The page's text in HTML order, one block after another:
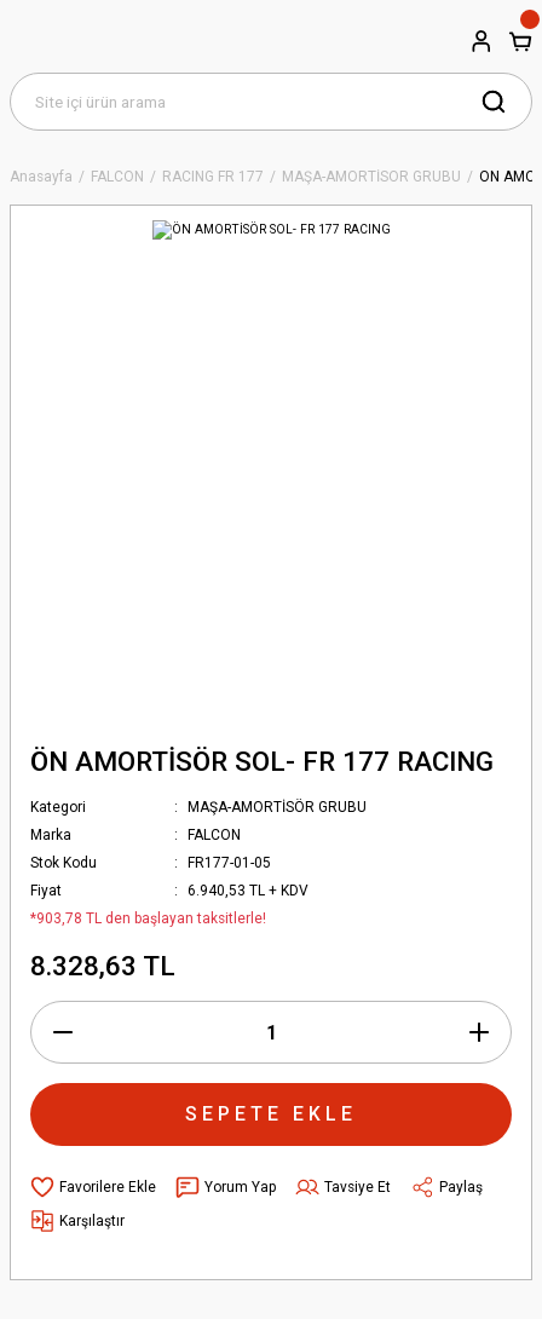
Anasayfa FALCON RACING FR 177 MAŞA-AMORTİSÖR GRUBU ÖN
ÖN AMORTİSÖR SOL- FR 177 RACING
Kategori
MAŞA-AMORTİSÖR GRUBU
Marka
FALCON
Stok Kodu
FR177-01-05
Fiyat
6.940,53 TL + KDV
*903,78 TL den başlayan taksitlerle!
8.328,63 TL
SEPETE EKLE
Yorum Yap Tavsiye Et
Paylaş
Karşılaştır